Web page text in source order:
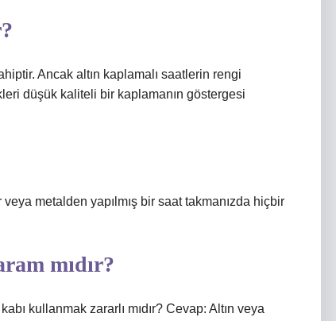
Ancak altın kaplamalı saatlerin rengi
düşük kaliteli bir kaplamanın göstergesi
metalden yapılmış bir saat takmanızda hiçbir
mıdır?
kullanmak zararlı mıdır? Cevap: Altın veya